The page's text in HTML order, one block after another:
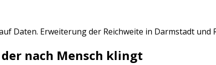
Daten. Erweiterung der Reichweite in Darmstadt und
nach Mensch klingt